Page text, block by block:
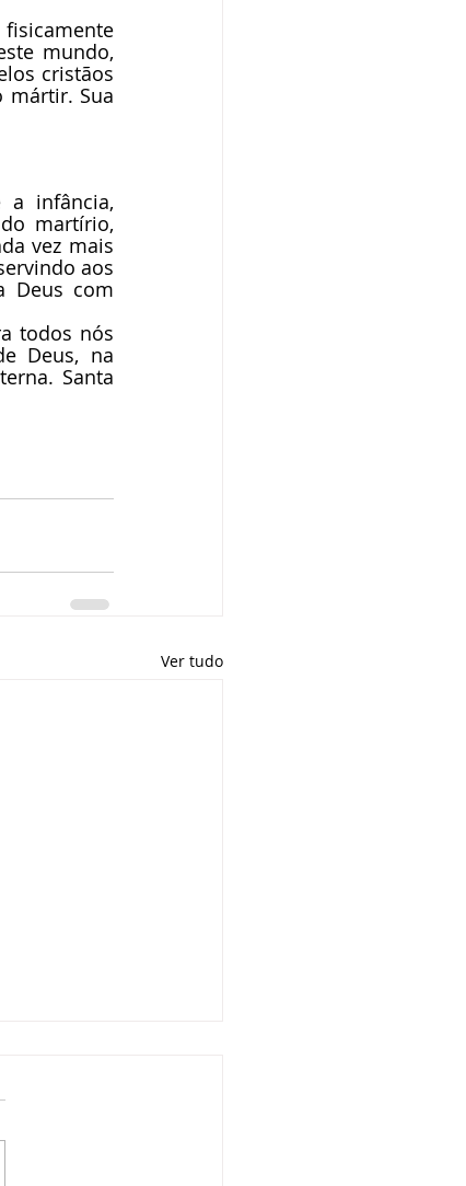
mundo,
cristãos
mártir. Sua
a infância,
martírio,
vez mais
aos
Deus com
todos nós
Deus, na
Santa
Ver tudo